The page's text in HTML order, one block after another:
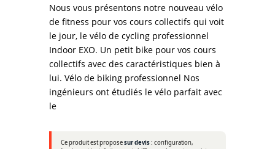
Nous vous présentons notre nouveau vélo
de fitness pour vos cours collectifs qui voit
le jour, le vélo de cycling professionnel
Indoor EXO. Un petit bike pour vos cours
collectifs avec des caractéristiques bien à
lui. Vélo de biking professionnel Nos
ingénieurs ont étudiés le vélo parfait avec
le
Ce produit est proposesur devis: configuration,